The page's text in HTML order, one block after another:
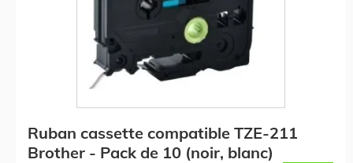
Ruban cassette compatible TZE-211
Brother - Pack de 10 (noir, blanc)